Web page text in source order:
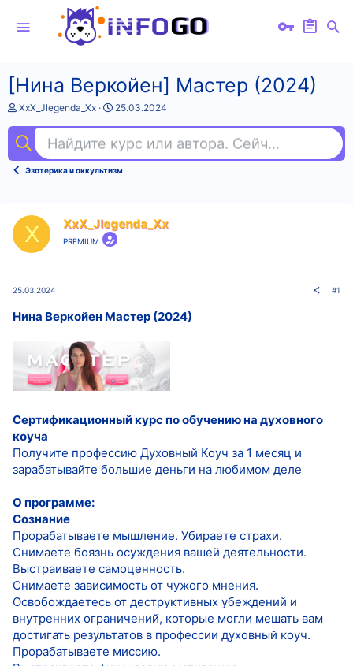
[Нина Веркойен] Мастер (2024)
А
т
о
т
XxX_Jlegenda_Xx
Д
а
н
а
а
25.03.2024
Найдите курс или автора. Сейчас ищут
Эзотерика и оккультизм
X XxX_Jlegenda_Xx
PREMIUM
25.03.2024 #1
Нина Веркойен Мастер (2024)
Сертификационный курс по обучению на духовного
коуча
Получите профессию Духовный Коуч за 1 месяц и
зарабатывайте большие деньги на любимом деле
О программе:
Сознание
Прорабатываете мышление. Убираете страхи.
Снимаете боязнь осуждения вашей деятельности.
Выстраиваете самоценность.
Снимаете зависимость от чужого мнения.
Освобождаетесь от деструктивных убеждений и
внутренних ограничений, которые могли мешать вам
достигать результатов в профессии духовный коуч.
Прорабатываете миссию.